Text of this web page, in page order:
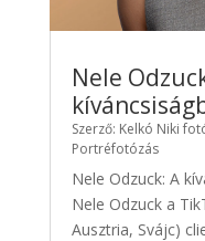
Nele
Szerző: Kelkó Niki
Portréfotózás
Nele Odzuck: A
Nele Odzuck a
Ausztria, Svájc)